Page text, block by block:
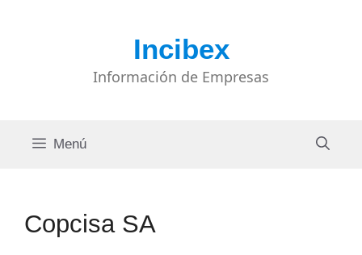
Incibex
Información de Empresas
Menú
Copcisa SA